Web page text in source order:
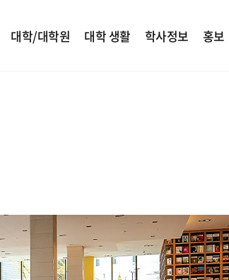
대학/대학원 대학 생활 학사정보 홍보